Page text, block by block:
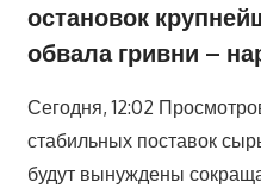
остановок
обвала гривни –
Сегодня, 12:02
стабильных поставок
будут вынуждены